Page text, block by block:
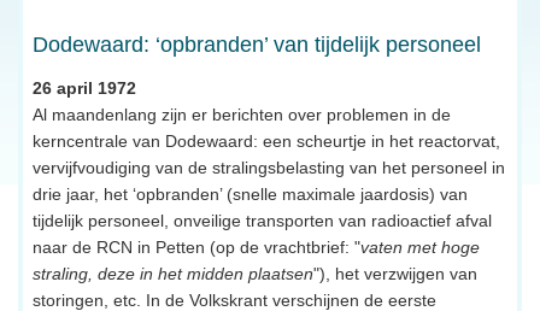
Dodewaard: ‘opbranden’ van tijdelijk personeel
26 april 1972
Al maandenlang zijn er berichten over problemen in de
kerncentrale van Dodewaard: een scheurtje in het reactorvat,
vervijfvoudiging van de stralingsbelasting van het personeel in
drie jaar, het ‘opbranden’ (snelle maximale jaardosis) van
tijdelijk personeel, onveilige transporten van radioactief afval
naar de RCN in Petten (op de vrachtbrief: "vaten met hoge
straling, deze in het midden plaatsen"), het verzwijgen van
storingen, etc. In de Volkskrant verschijnen de eerste